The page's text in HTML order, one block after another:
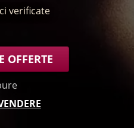
verificate
OFFERTE